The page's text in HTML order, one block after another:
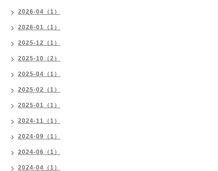
2026-04（1）
2026-01（1）
2025-12（1）
2025-10（2）
2025-04（1）
2025-02（1）
2025-01（1）
2024-11（1）
2024-09（1）
2024-06（1）
2024-04（1）